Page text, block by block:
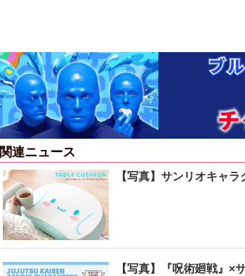
関連ニュース
【写真】サンリオキャ
【写真】『呪術廻戦』×